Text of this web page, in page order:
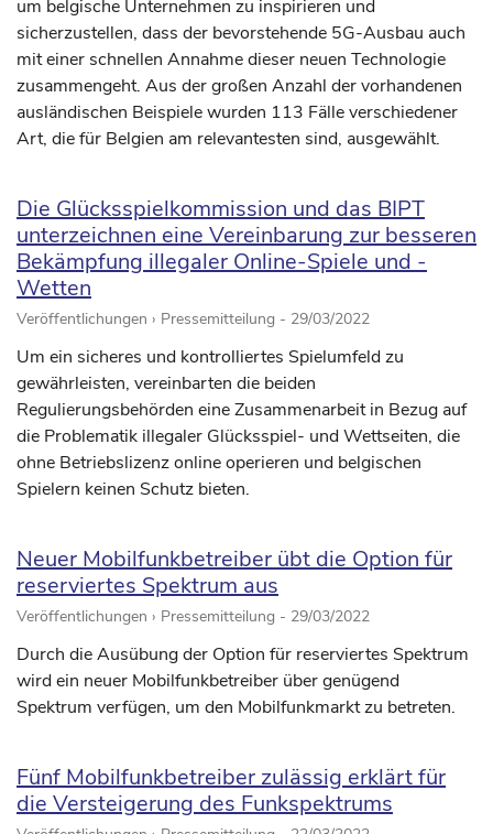
um belgische Unternehmen zu inspirieren und
sicherzustellen, dass der bevorstehende 5G-Ausbau auch
mit einer schnellen Annahme dieser neuen Technologie
zusammengeht. Aus der großen Anzahl der vorhandenen
ausländischen Beispiele wurden 113 Fälle verschiedener
Art, die für Belgien am relevantesten sind, ausgewählt.
Die Glücksspielkommission und das BIPT
unterzeichnen eine Vereinbarung zur besseren
Bekämpfung illegaler Online-Spiele und -
Wetten
Veröffentlichungen › Pressemitteilung - 29/03/2022
Um ein sicheres und kontrolliertes Spielumfeld zu
gewährleisten, vereinbarten die beiden
Regulierungsbehörden eine Zusammenarbeit in Bezug auf
die Problematik illegaler Glücksspiel- und Wettseiten, die
ohne Betriebslizenz online operieren und belgischen
Spielern keinen Schutz bieten.
Neuer Mobilfunkbetreiber übt die Option für
reserviertes Spektrum aus
Veröffentlichungen › Pressemitteilung - 29/03/2022
Durch die Ausübung der Option für reserviertes Spektrum
wird ein neuer Mobilfunkbetreiber über genügend
Spektrum verfügen, um den Mobilfunkmarkt zu betreten.
Fünf Mobilfunkbetreiber zulässig erklärt für
die Versteigerung des Funkspektrums